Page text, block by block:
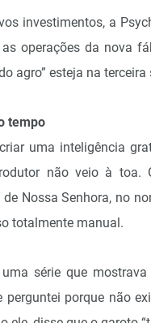
investimentos, a
operações da nova
agro” esteja na terceira
tempo
uma inteligência
não veio à toa.
de Nossa Senhora, no
totalmente manual.
uma série que
perguntei porque não